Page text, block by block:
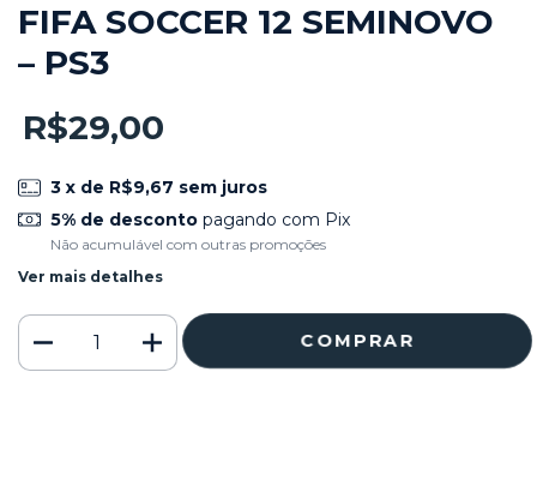
FIFA SOCCER 12 SEMINOVO
– PS3
R$29,00
3 x de R$9,67 sem juros
5% de descontopagando com Pix
Não acumulável com outras promoções
Ver mais detalhes